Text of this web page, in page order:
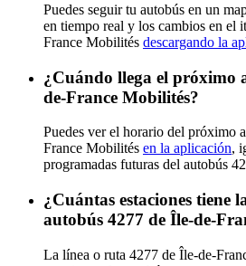
Puedes seguir tu autobús en un
en tiempo real y los cambios en el
France Mobilités descargando la
¿Cuándo llega el próximo
de-France Mobilités?
Puedes ver el horario del próximo
France Mobilités en la aplicación,
programadas futuras del autobús
¿Cuántas estaciones tiene
autobús 4277 de Île-de-
La línea o ruta 4277 de Île-de-